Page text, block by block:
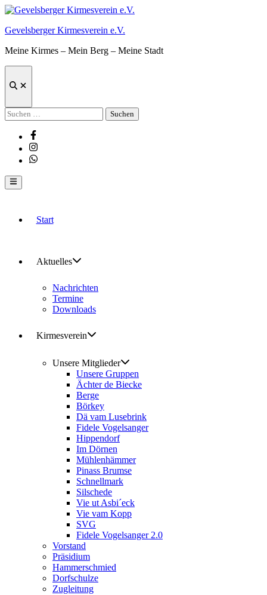
Zum
springen
Gevelsberger Kirmesverein e.V.
Meine Kirmes – Mein Berg – Meine Stadt
Suche
Suchen
nach:
Facebook
Instagram
Whatsapp
Hauptmenü
Start
Aktuelles
Nachrichten
Termine
Downloads
Kirmesverein
Unsere Mitglieder
Unsere Gruppen
Ächter de Biecke
Berge
Börkey
Dä vam Lusebrink
Fidele Vogelsanger
Hippendorf
Im Dörnen
Mühlenhämmer
Pinass Brumse
Schnellmark
Silschede
Vie ut Asbi´eck
Vie vam Kopp
SVG
Fidele Vogelsanger 2.0
Vorstand
Präsidium
Hammerschmied
Dorfschulze
Zugleitung